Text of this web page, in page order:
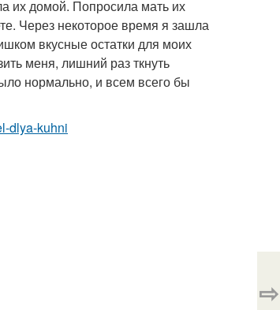
их домой. Попросила мать их
Через некоторое время я зашла
вкусные остатки для моих
меня, лишний раз ткнуть
нормально, и всем всего бы
dlya-kuhni
⇨